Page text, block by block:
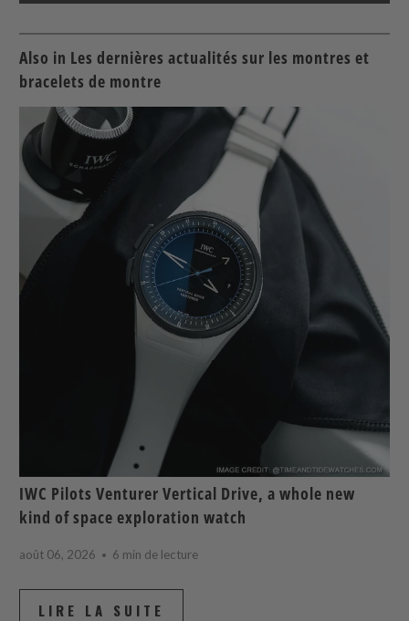
Also in Les dernières actualités sur les montres et
bracelets de montre
IWC Pilots Venturer Vertical Drive, a whole new
kind of space exploration watch
août 06, 2026 6 min de lecture
LIRE LA SUITE